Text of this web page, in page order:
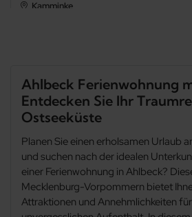
Kamminke
Kölpinsee
Korswandt
Ahlbeck Ferienwohnung
Entdecken Sie Ihr
Ostseeküste
Planen Sie einen erholsamen Urlaub
und suchen nach der idealen
einer Ferienwohnung in Ahlbeck?
Mecklenburg-Vorpommern bietet
Attraktionen und Annehmlichkeiten